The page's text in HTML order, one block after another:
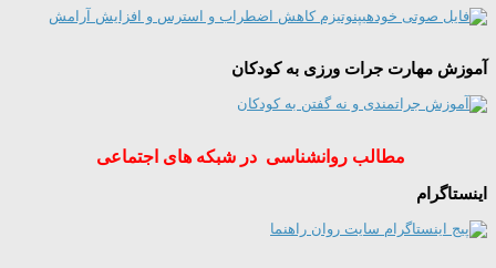
آموزش مهارت جرات ورزی به کودکان
مطالب روانشناسی در شبکه های اجتماعی
اینستاگرام